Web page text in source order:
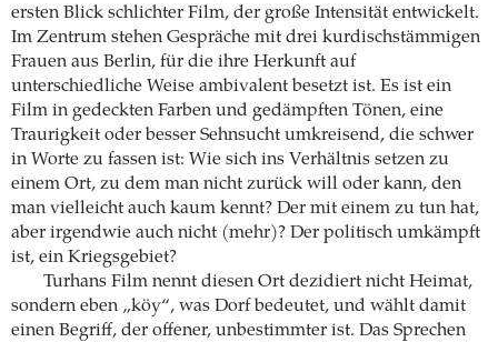
ersten Blick schlichter Film, der große Intensität entwickelt.
Im Zentrum stehen Gespräche mit drei kurdischstämmigen
Frauen aus Berlin, für die ihre Herkunft auf
unterschiedliche Weise ambivalent besetzt ist. Es ist ein
Film in gedeckten Farben und gedämpften Tönen, eine
Traurigkeit oder besser Sehnsucht umkreisend, die schwer
in Worte zu fassen ist: Wie sich ins Verhältnis setzen zu
einem Ort, zu dem man nicht zurück will oder kann, den
man vielleicht auch kaum kennt? Der mit einem zu tun hat,
aber irgendwie auch nicht (mehr)? Der politisch umkämpft
ist, ein Kriegsgebiet?
Turhans Film nennt diesen Ort dezidiert nicht Heimat,
sondern eben „köy“, was Dorf bedeutet, und wählt damit
einen Begriff, der offener, unbestimmter ist. Das Sprechen